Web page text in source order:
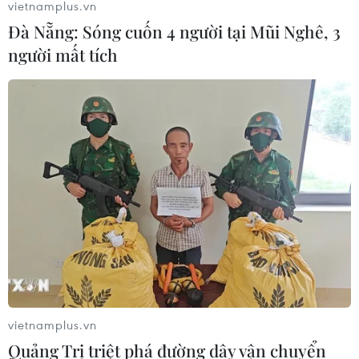
do áp lực chốt lời
07/08/2026 00:31
Chứng khoán Mỹ rời đỉnh khi giá
năng lượng leo thang
06/08/2026 23:58
Lâm Đồng vào cao điểm vụ cá Nam,
ngư dân phấn khởi vươn khơi
06/08/2026 09:06
Giá dầu tăng khi nhà đầu tư thận
vietnamplus.vn
Đà Nẵng: Sóng cuốn 4 người tại Mũi Nghê, 3
người mất tích
vietnamplus.vn
Quảng Trị triệt phá đường dây vận chuyển